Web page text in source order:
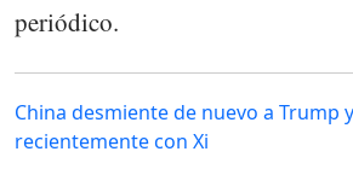
periódico.
China desmiente de nuevo a Trump
recientemente con Xi